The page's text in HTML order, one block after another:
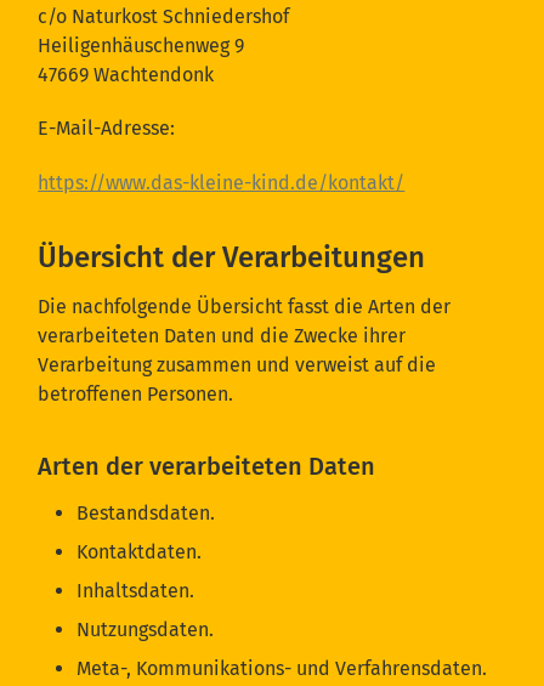
c/o Naturkost Schniedershof
Heiligenhäuschenweg 9
47669 Wachtendonk
E-Mail-Adresse:
https://www.das-kleine-kind.de/kontakt/
Übersicht der Verarbeitungen
Die nachfolgende Übersicht fasst die Arten der
verarbeiteten Daten und die Zwecke ihrer
Verarbeitung zusammen und verweist auf die
betroffenen Personen.
Arten der verarbeiteten Daten
Bestandsdaten.
Kontaktdaten.
Inhaltsdaten.
Nutzungsdaten.
Meta-, Kommunikations- und Verfahrensdaten.